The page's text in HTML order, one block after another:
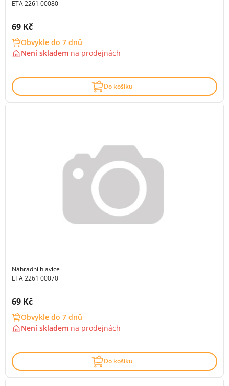
ETA 2261 00080
Cena s DPH:
69 Kč
Obvykle do 7 dnů
Není skladem na prodejnách
Do košíku
Náhradní hlavice
ETA 2261 00070
Cena s DPH:
69 Kč
Obvykle do 7 dnů
Není skladem na prodejnách
Do košíku